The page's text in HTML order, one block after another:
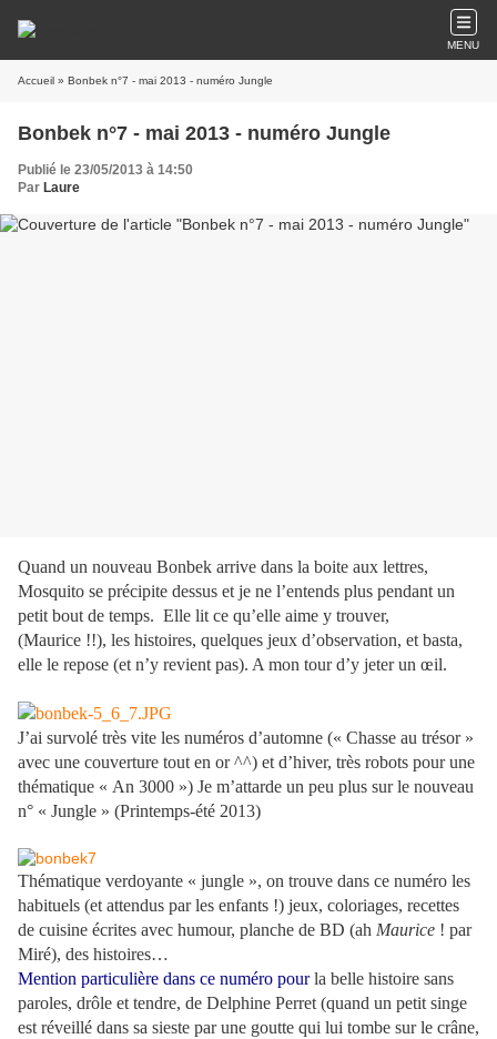
MENU
Accueil » Bonbek n°7 - mai 2013 - numéro Jungle
Bonbek n°7 - mai 2013 - numéro Jungle
Publié le 23/05/2013 à 14:50
Par Laure
Quand un nouveau Bonbek arrive dans la boite aux lettres,
Mosquito se précipite dessus et je ne l’entends plus pendant un
petit bout de temps. Elle lit ce qu’elle aime y trouver,
(Maurice !!), les histoires, quelques jeux d’observation, et basta,
elle le repose (et n’y revient pas). A mon tour d’y jeter un œil.
J’ai survolé très vite les numéros d’automne (« Chasse au trésor »
avec une couverture tout en or ^^) et d’hiver, très robots pour une
thématique « An 3000 ») Je m’attarde un peu plus sur le nouveau
n° « Jungle » (Printemps-été 2013)
Thématique verdoyante « jungle », on trouve dans ce numéro les
habituels (et attendus par les enfants !) jeux, coloriages, recettes
de cuisine écrites avec humour, planche de BD (ah Maurice ! par
Miré), des histoires…
Mention particulière dans ce numéro pourla belle histoire sans
paroles, drôle et tendre, de Delphine Perret (quand un petit singe
est réveillé dans sa sieste par une goutte qui lui tombe sur le crâne,